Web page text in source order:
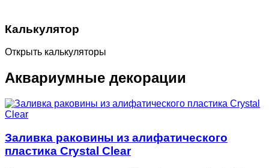
Калькулятор
Открыть калькуляторы
Аквариумные декорации
Заливка раковины из алифатического
пластика Crystal Clear